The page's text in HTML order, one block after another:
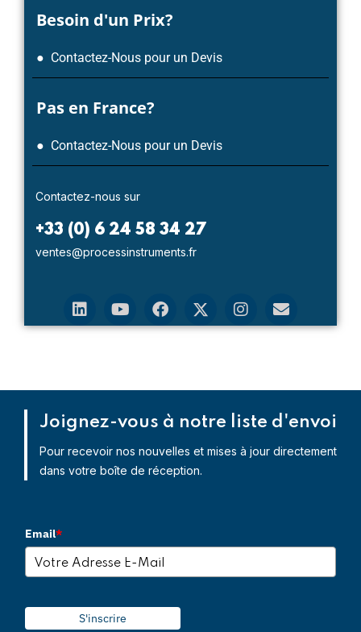
Besoin d'un Prix?
● Contactez-Nous pour un Devis
Pas en France?
● Contactez-Nous pour un Devis
Contactez-nous sur
+33 (0) 6 24 58 34 27
ventes@processinstruments.fr
Joignez-vous à notre liste d'envoi
Pour recevoir nos nouvelles et mises à jour directement
dans votre boîte de réception.
Email*
S'inscrire